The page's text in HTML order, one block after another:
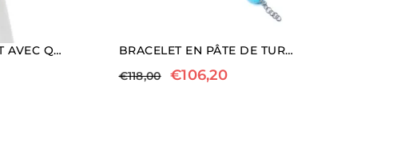
BAGUE EN ARGENT AVEC QUARTZ RUTILÉ
BRACELET EN PÂTE DE TURQUOISE ET AIGUE-MARINE
€118,00 €106,20